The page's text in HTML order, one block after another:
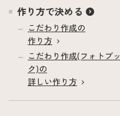
作り方で決める
こだわり作成の
作り方
こだわり作成(フォトブッ
ク)の
詳しい作り方